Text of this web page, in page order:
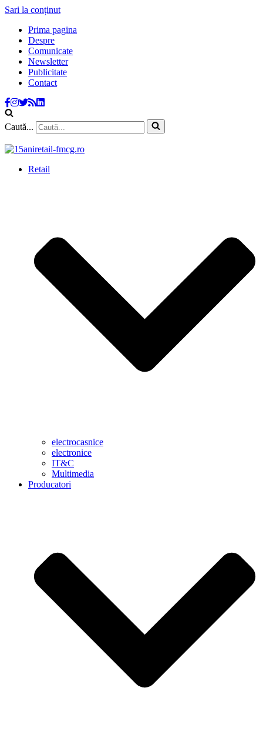
Sari la conținut
Prima pagina
Despre
Comunicate
Newsletter
Publicitate
Contact
Caută...
Retail
electrocasnice
electronice
IT&C
Multimedia
Producatori